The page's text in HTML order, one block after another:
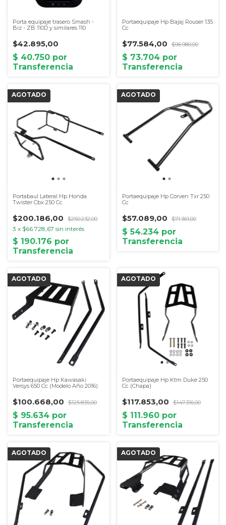
Porta equipaje trasero Smash -
Biz - ZB 110D y similares 110
$42.895,00
Portaequipaje Hp Bajaj Rouser 135
Cc
$77.584,00 $96.980,00
Portabaul Lateral Hp Honda
Twister Cbx 250 Cc
$200.186,00 $250.232,00
3 x $66.728,67 sin interés
Portaequipaje Hp Corven Txr 250
Cc
$57.089,00 $71.361,00
Portaequipaje Hp Kawasaki
Versys 650 Cc (Modelo Año 2016)
$100.668,00 $125.835,00
Portaequipaje Hp Ktm Duke 250
Cc (Chapa)
$117.853,00 $147.316,00